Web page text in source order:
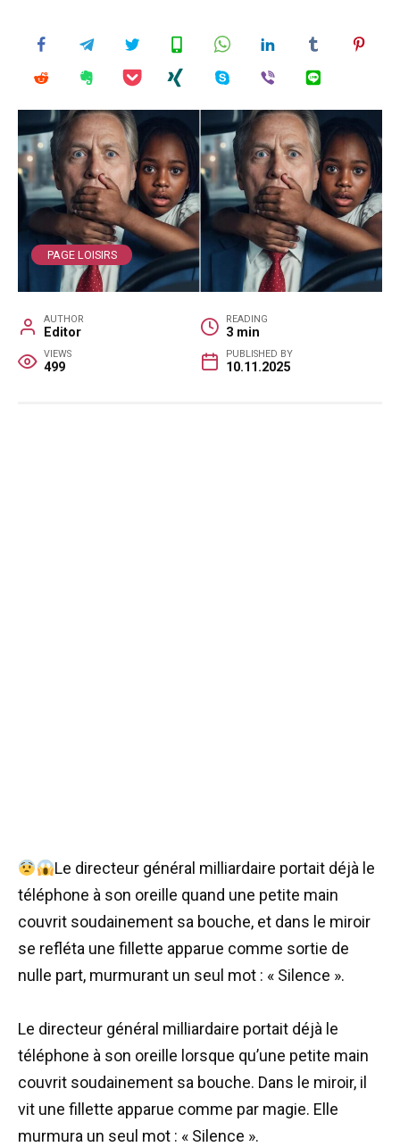
PAGE LOISIRS
AUTHOR
Editor
READING
3 min
VIEWS
499
PUBLISHED BY
10.11.2025
Le directeur général milliardaire portait déjà le
téléphone à son oreille quand une petite main
couvrit soudainement sa bouche, et dans le miroir
se refléta une fillette apparue comme sortie de
nulle part, murmurant un seul mot : « Silence ».
Le directeur général milliardaire portait déjà le
téléphone à son oreille lorsque qu’une petite main
couvrit soudainement sa bouche. Dans le miroir, il
vit une fillette apparue comme par magie. Elle
murmura un seul mot : « Silence ».